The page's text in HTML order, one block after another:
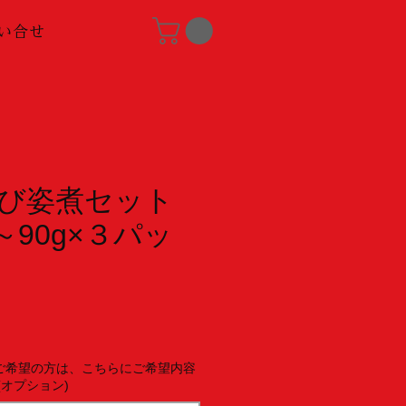
合せ
姿煮セット
３パッ
望の方は、こちらにご希望内容
プション)